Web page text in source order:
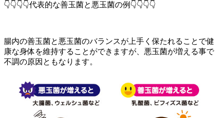
👇👇👇👇代表的な善玉菌と悪玉菌の例👇👇👇👇
腸内の善玉菌と悪玉菌のバランスが上手く保たれることで健
康な身体を維持することができますが、悪玉菌が増える事で
不調の原因ともなります。